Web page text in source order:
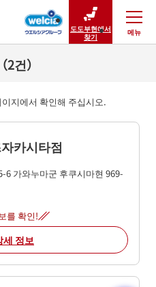
도도부현에서
찾기
메뉴
닫기
건）
지에서 확인해 주십시오.
카시타점
6 가와누마군 후쿠시마현 969-
를 확인!
세 정보